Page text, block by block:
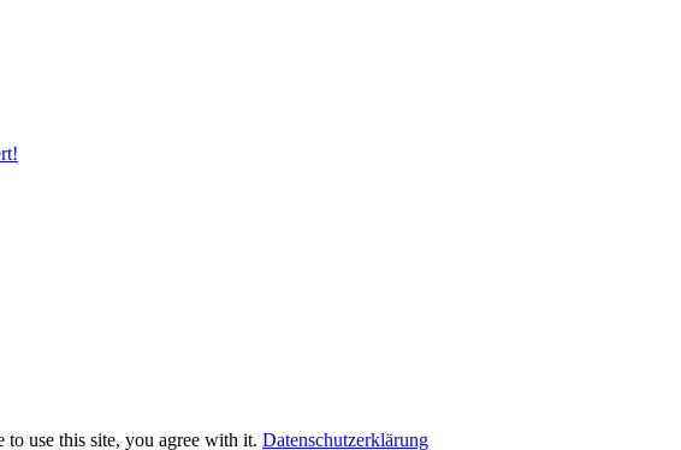
use this site, you agree with it. Datenschutzerklärung